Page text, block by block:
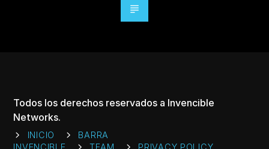
Todos los derechos reservados a Invencible
Networks.
INICIO
BARRA
INVENCIBLE
TEAM PRIVACY POLICY